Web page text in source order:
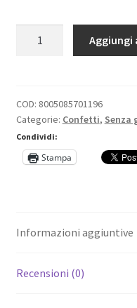
D'AMORE
ORO
mandorla
kg.1
Aggiungi
COD: 8005085701196
Categorie: Confetti, Senza
Condividi:
Stampa
Informazioni aggiuntive
Recensioni (0)